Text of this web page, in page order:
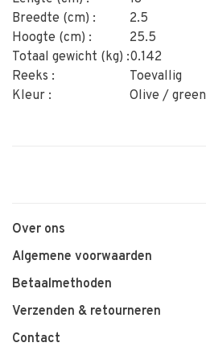
Breedte (cm) :
2.5
Hoogte (cm) :
25.5
Totaal gewicht (kg) :0.142
Reeks :
Toevallig
Kleur :
Olive / green
Over ons
Algemene voorwaarden
Betaalmethoden
Verzenden & retourneren
Contact